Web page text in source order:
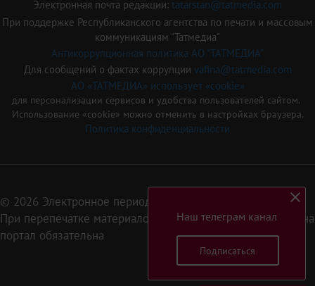
Электронная почта редакции: tatarstan@tatmedia.com
При поддержке Республиканского агентства по печати и массовым
коммуникациям "Татмедиа"
Антикоррупционная политика АО "ТАТМЕДИА"
Для сообщений о фактах коррупции vafina@tatmedia.com
АО «ТАТМЕДИА» использует «cookie»
для персонализации сервисов и удобства пользователей сайтом.
Использование «cookie» можно отменить в настройках браузера.
Политика конфиденциальности
© 2026 Электронное периодическое издание «Татарстан»
При перепечатке материалов или их фрагментов ссылка на
портал обязательна
Наш телеграм канал
Подписаться